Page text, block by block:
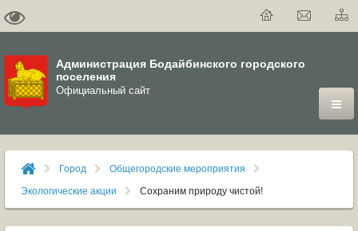
Администрация Бодайбинского городского
поселения
Официальный сайт
ГОРОД
ДУМА
ВЛАСТЬ
Город
Общегородские мероприятия
Экологические акции
Сохраним природу чистой!